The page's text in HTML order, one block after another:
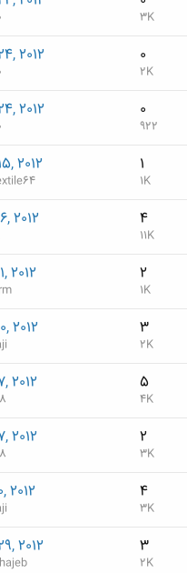
3K
0
2K
2012
0
922
2012
1
1K
2012
4
11K
2012
2
1K
2012
3
2K
2012
5
4K
2012
2
3K
2012
4
3K
2012
3
2K
2012